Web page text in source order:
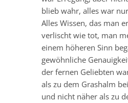
blieb wahr, alles war
Alles Wissen, das man
verlischt wie tot, man
einem höheren Sinn
gewöhnliche
der fernen Geliebten
als zu dem Grashalm
und nicht näher als zu